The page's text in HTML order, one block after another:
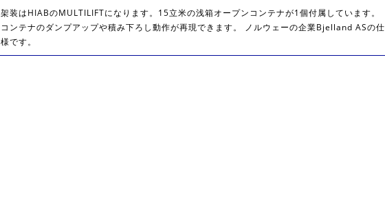
架装はHIABのMULTILIFTになります。15立米の浅箱オープンコンテナが1個付属しています。
コンテナのダンプアップや積み下ろし動作が再現できます。 ノルウェーの企業Bjelland ASの仕
様です。